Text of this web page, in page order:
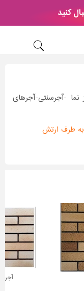
کنید
-آجرسنتی-آجرهای
به طرف ارتش
آجر